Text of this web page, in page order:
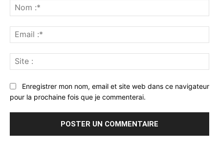
:*
:*
:
Enregistrer mon nom, email et site web dans ce navigateur
pour la prochaine fois que je commenterai.